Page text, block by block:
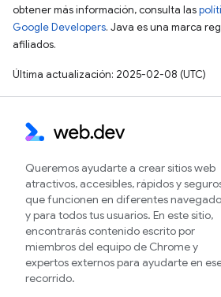
obtener más información, consulta las
Google Developers. Java es una marca
afiliados.
Última actualización: 2025-02-08 (UTC)
Queremos ayudarte a crear sitios web
atractivos, accesibles, rápidos y
que funcionen en diferentes
y para todos tus usuarios. En este sitio,
encontrarás contenido escrito por
miembros del equipo de Chrome y
expertos externos para ayudarte en
recorrido.